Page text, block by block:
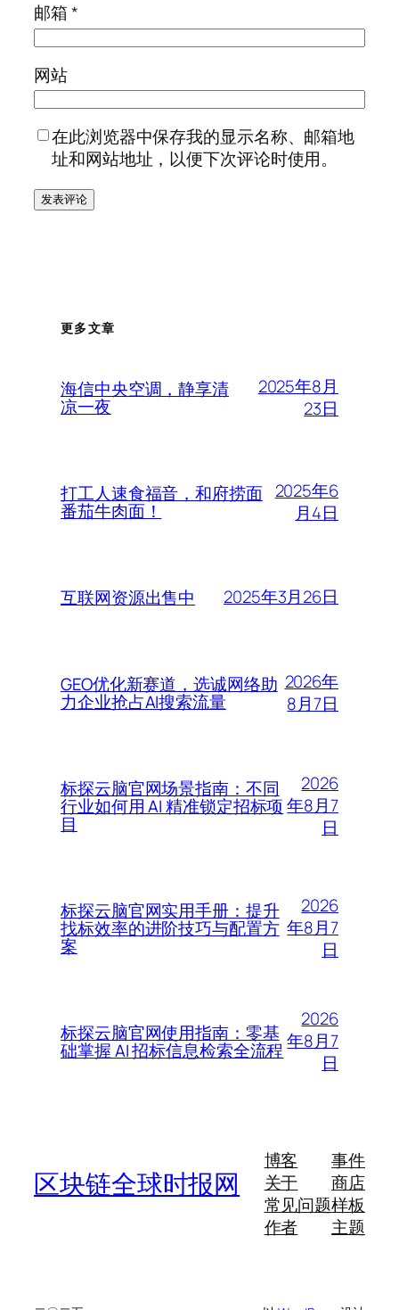
邮箱*
网站
在此浏览器中保存我的显示名称、邮箱地
址和网站地址，以便下次评论时使用。
更多文章
海信中央空调，静享清
凉一夜
2025年8月
23日
打工人速食福音，和府捞面
番茄牛肉面！
2025年6
月4日
互联网资源出售中 2025年3月26日
GEO优化新赛道，选诚网络助
力企业抢占AI搜索流量
2026年
8月7日
标探云脑官网场景指南：不同
行业如何用 AI 精准锁定招标项
目
2026
年8月7
日
标探云脑官网实用手册：提升
找标效率的进阶技巧与配置方
案
2026
年8月7
日
标探云脑官网使用指南：零基
础掌握 AI 招标信息检索全流程
2026
年8月7
日
区块链全球时报网
博客
关于
常见问题
作者
事件
商店
样板
主题